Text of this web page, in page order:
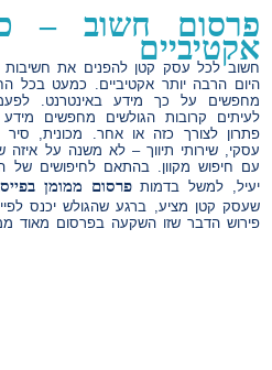
פרסום חשוב –
אקטיביים
חשוב לכל עסק קטן להפנים את חשיבות
היום הרבה יותר אקטיביים. כמעט בכל
מחפשים על כך מידע באינטרנט.
לעיתים קרובות הגולשים מחפשים
פתרון לצורך כזה או אחר. מכונית,
עסקי, שירותי תיווך – לא משנה על
עם חיפוש מקוון. בהתאם לחיפושים של
יעיל, למשל בדמותפרסום ממומן
שעסק קטן מציע, ברגע שהגולש יכנס
פירוש הדבר שזו השקעה בפרסום מאוד